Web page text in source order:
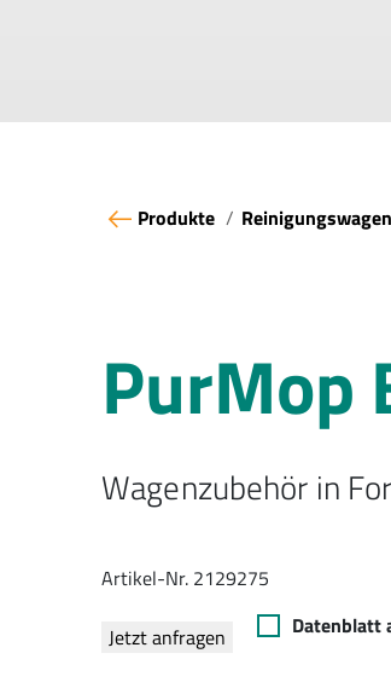
Produkte Reinigungswagen
PurMop
Wagenzubehör in
Artikel-Nr. 2129275
Jetzt anfragen Datenblatt